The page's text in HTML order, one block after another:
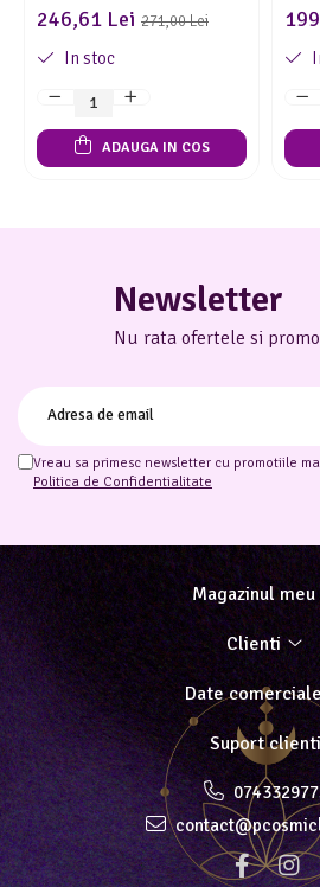
271,00 Lei
246,61 Lei
In stoc
ADAUGA IN COS
Newsletter
Nu rata ofertele si
Vreau sa primesc newsletter cu promotiile
Politica de Confidentialitate
Magazinul meu
Clienti
Date
Suport clienti